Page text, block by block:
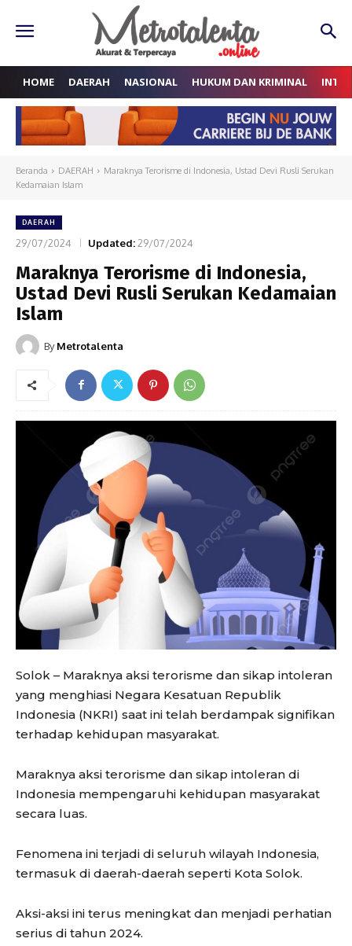
HOME DAERAH NASIONAL HUKUM DAN KRIMINAL
Beranda DAERAH
Maraknya Terorisme di Indonesia, Ustad Devi Rusli Serukan
Kedamaian Islam
DAERAH
29/07/2024 Updated:29/07/2024
Maraknya Terorisme di Indonesia,
Ustad Devi Rusli Serukan Kedamaian
Islam
By Metrotalenta
Solok – Maraknya aksi terorisme dan sikap intoleran
yang menghiasi Negara Kesatuan Republik
Indonesia (NKRI) saat ini telah berdampak signifikan
terhadap kehidupan masyarakat.
Maraknya aksi terorisme dan sikap intoleran di
Indonesia mempengaruhi kehidupan masyarakat
secara luas.
Fenomena ini terjadi di seluruh wilayah Indonesia,
termasuk di daerah-daerah seperti Kota Solok.
Aksi-aksi ini terus meningkat dan menjadi perhatian
serius di tahun 2024.